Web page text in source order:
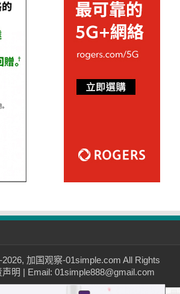
加国观察-01simple.com All Rights
声明 | Email: 01simple888@gmail.com